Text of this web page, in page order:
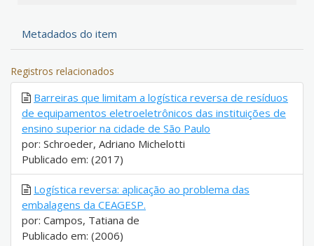
Metadados do item
Registros relacionados
Barreiras que limitam a logística reversa de resíduos
de equipamentos eletroeletrônicos das instituições de
ensino superior na cidade de São Paulo
por: Schroeder, Adriano Michelotti
Publicado em: (2017)
Logística reversa: aplicação ao problema das
embalagens da CEAGESP.
por: Campos, Tatiana de
Publicado em: (2006)